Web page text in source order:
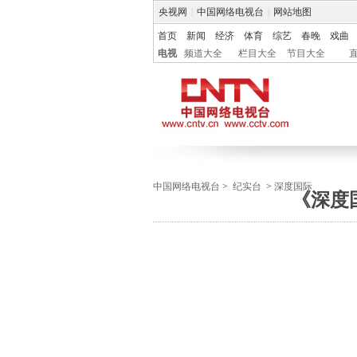
央视网 中国网络电视台 网站地图
首页 新闻 经济 体育 综艺 春晚
戏曲
电视
频道大全 栏目大全 节目大全
中国网络电视台 > 纪实台 > 深度国际
《深